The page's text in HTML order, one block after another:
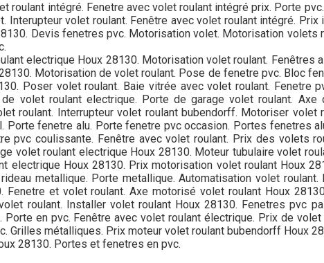
roulant intégré. Fenetre avec volet roulant intégré prix. Porte
Interupteur volet roulant. Fenêtre avec volet roulant intégré.
Devis fenetres pvc. Motorisation volet. Motorisation
electrique Houx 28130. Motorisation volet roulant. Fenêtres
Motorisation de volet roulant. Pose de fenetre pvc. Bloc
Poser volet roulant. Baie vitrée avec volet roulant.
volet roulant electrique. Porte de garage volet roulant.
roulant. Interrupteur volet roulant bubendorff. Motoriser
Porte fenetre alu. Porte fenetre pvc occasion. Portes fenetres
pvc coulissante. Fenêtre avec volet roulant. Prix des volets
volet roulant electrique Houx 28130. Moteur tubulaire volet
electrique Houx 28130. Prix motorisation volet roulant Houx
metallique. Porte metallique. Automatisation volet
Fenetre et volet roulant. Axe motorisé volet roulant Houx
roulant. Installer volet roulant Houx 28130. Fenetres pvc
Porte en pvc. Fenêtre avec volet roulant électrique. Prix de
Grilles métalliques. Prix moteur volet roulant bubendorff Houx
28130. Portes et fenetres en pvc.